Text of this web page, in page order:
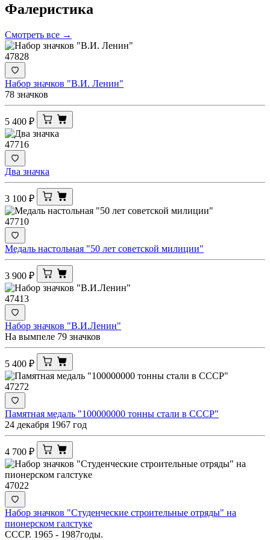
Фалеристика
Смотреть все →
47828
Набор значков "В.И. Ленин"
78 значков
5 400 ₽
47716
Два значка
3 100 ₽
47710
Медаль настольная "50 лет советской милиции"
3 900 ₽
47413
Набор значков "В.И.Ленин"
На вымпеле 79 значков
5 400 ₽
47272
Памятная медаль "100000000 тонны стали в СССР"
24 декабря 1967 год
4 700 ₽
47022
Набор значков "Студенческие строительные отряды" на
пионерском галстуке
СССР. 1965 - 1987годы.